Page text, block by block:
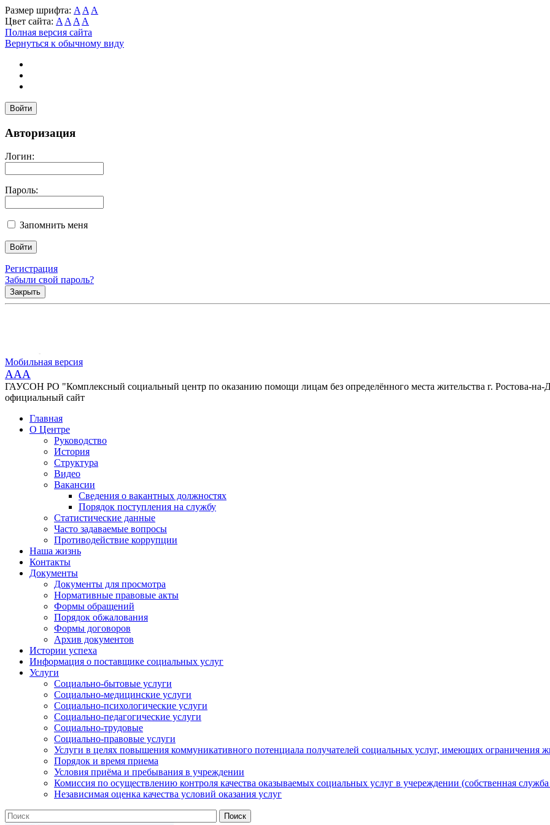
Размер шрифта: A A A
Цвет сайта: A A A A
Полная версия сайта
Вернуться к обычному виду
Войти
Авторизация
Логин:
Пароль:
Запомнить меня
Регистрация
Забыли свой пароль?
Закрыть
Мобильная версия
AAA
ГАУСОН РО "Комплексный социальный центр по оказанию помощи лицам без определённого места жительства г. Ростова-на-
официальный сайт
Главная
О Центре
Руководство
История
Структура
Видео
Вакансии
Сведения о вакантных должностях
Порядок поступления на службу
Статистические данные
Часто задаваемые вопросы
Противодействие коррупции
Наша жизнь
Контакты
Документы
Документы для просмотра
Нормативные правовые акты
Формы обращений
Порядок обжалования
Формы договоров
Архив документов
Истории успеха
Информация о поставщике социальных услуг
Услуги
Социально-бытовые услуги
Социально-медицинские услуги
Социально-психологические услуги
Социально-педагогические услуги
Социально-трудовые
Социально-правовые услуги
Услуги в целях повышения коммуникативного потенциала получателей социальных услуг, имеющих ограничения
Порядок и время приема
Условия приёма и пребывания в учреждении
Комиссия по осуществлению контроля качества оказываемых социальных услуг в учереждении (собственная
Независимая оценка качества условий оказания услуг